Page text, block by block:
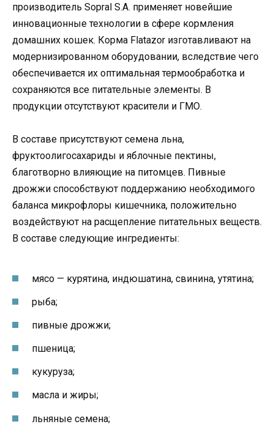
производитель Sopral S.A. применяет новейшие
инновационные технологии в сфере кормления
домашних кошек. Корма Flatazor изготавливают на
модернизированном оборудовании, вследствие чего
обеспечивается их оптимальная термообработка и
сохраняются все питательные элементы. В
продукции отсутствуют красители и ГМО.
В составе присутствуют семена льна,
фруктоолигосахариды и яблочные пектины,
благотворно влияющие на питомцев. Пивные
дрожжи способствуют поддержанию необходимого
баланса микрофлоры кишечника, положительно
воздействуют на расщепление питательных веществ.
В составе следующие ингредиенты:
мясо — курятина, индюшатина, свинина, утятина;
рыба;
пивные дрожжи;
пшеница;
кукуруза;
масла и жиры;
льняные семена;